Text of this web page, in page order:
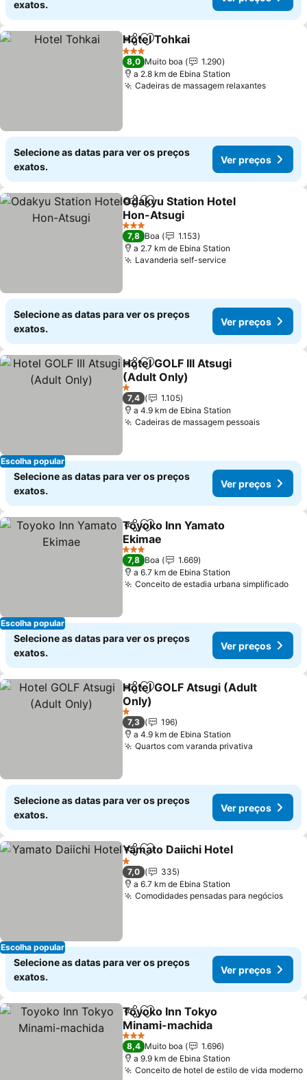
exatos.
PartilharAdicionar aos favoritos
Hotel Tohkai
3 Estrelas
8,0 Muito boa
1.290
a 2.8 km de Ebina Station
Cadeiras de massagem relaxantesVer
Selecione as datas para ver os preços
exatos.
Ver preços
PartilharAdicionar aos favoritos
Odakyu Station Hotel
Hon-Atsugi
Ver preços
3 Estrelas
7,8 Boa
1.153
a 2.7 km de Ebina Station
Lavanderia self-serviceVer preços
Selecione as datas para ver os preços
exatos.
Ver preços
Escolha popular
PartilharAdicionar aos favoritos
Hotel GOLF III Atsugi
(Adult Only)
Ver preços
1 Estrelas
7,4
1.105
a 4.9 km de Ebina Station
Cadeiras de massagem pessoaisVer
Selecione as datas para ver os preços
exatos.
Ver preços
Escolha popular
PartilharAdicionar aos favoritos
Toyoko Inn Yamato
Ekimae
Ver preços
3 Estrelas
7,8 Boa
1.669
a 6.7 km de Ebina Station
Conceito de estadia urbana simplificado
Selecione as datas para ver os preços
exatos.
Ver preços
PartilharAdicionar aos favoritos
Hotel GOLF Atsugi (Adult
Only)
Ver preços
1 Estrelas
7,3
196
a 4.9 km de Ebina Station
Quartos com varanda privativa
Selecione as datas para ver os preços
exatos.
Ver preços
Escolha popular
PartilharAdicionar aos favoritos
Yamato Daiichi Hotel
1 Estrelas
7,0
335
a 6.7 km de Ebina Station
Comodidades pensadas para negóciosVer
Selecione as datas para ver os preços
exatos.
Ver preços
PartilharAdicionar aos favoritos
Toyoko Inn Tokyo
Minami-machida
Ver preços
3 Estrelas
8,4 Muito boa
1.696
a 9.9 km de Ebina Station
Conceito de hotel de estilo de vida moderno